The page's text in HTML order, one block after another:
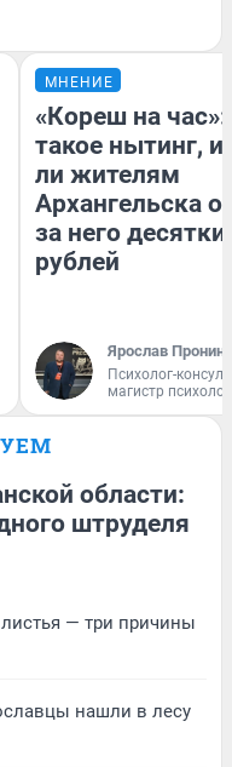
МНЕНИЕ
«Кореш на
такое нытинг, и
ли жителям
Архангельска
за него
рублей
Ярослав Пронин
Психолог-
магистр
области:
штруделя
— три причины
нашли в лесу